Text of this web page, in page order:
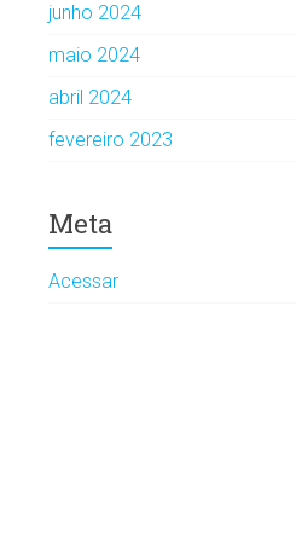
junho 2024
maio 2024
abril 2024
fevereiro 2023
Meta
Acessar